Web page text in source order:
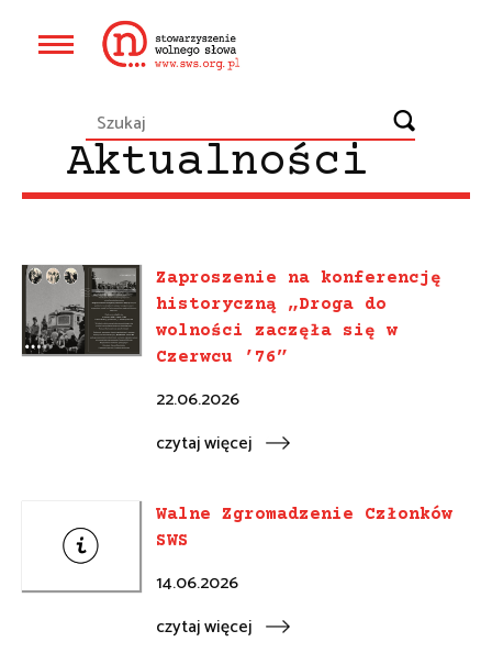
Główna
Aktualności
Zaproszenie na konferencję
historyczną „Droga do
wolności zaczęła się w
Czerwcu ’76”
22.06.2026
czytaj więcej
Walne Zgromadzenie Członków
SWS
14.06.2026
czytaj więcej